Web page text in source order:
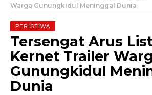
Warga Gunungkidul Meninggal Dunia
PERISTIWA
Tersengat Arus
Kernet Trailer
Gunungkidul
Dunia